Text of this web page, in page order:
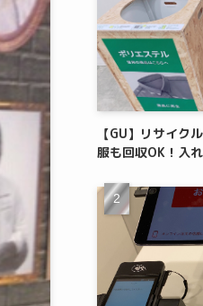
【GU】リサイク
服も回収OK！入